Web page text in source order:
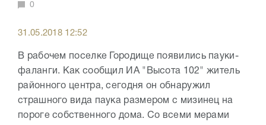
0
31.05.2018 12:52
В рабочем поселке Городище появились пауки-
фаланги. Как сообщил ИА "Высота 102" житель
районного центра, сегодня он обнаружил
страшного вида паука размером с мизинец на
пороге собственного дома. Со всеми мерами